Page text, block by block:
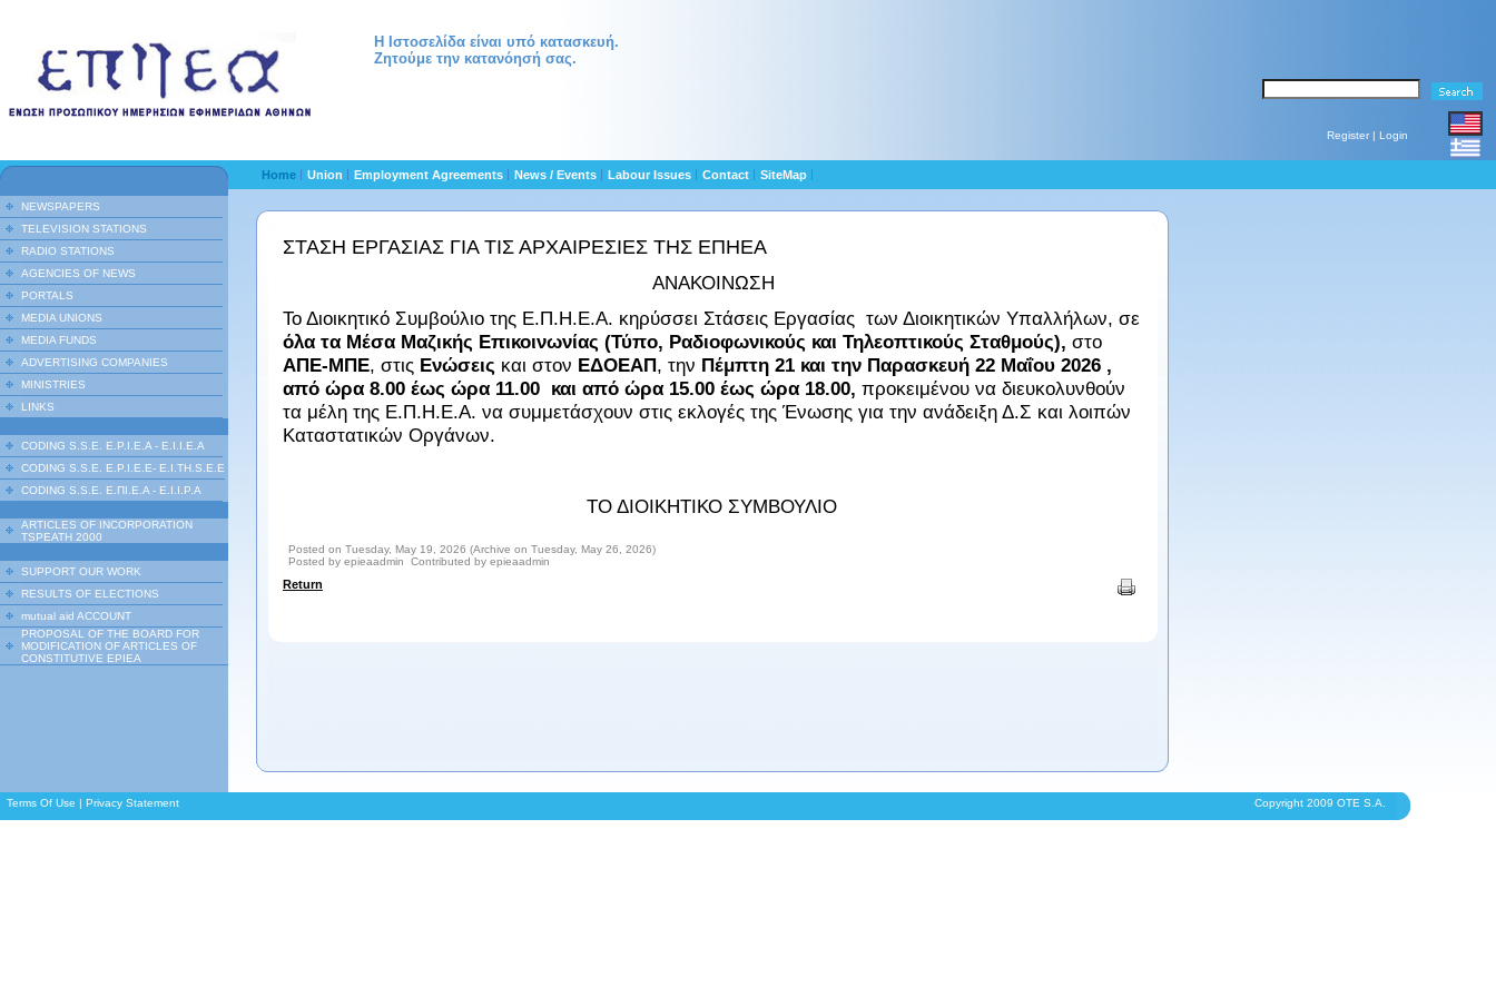
Η Ιστοσελίδα είναι υπό κατασκευή.
Ζητούμε την κατανόησή σας.
Register | Login
NEWSPAPERS
TELEVISION STATIONS
RADIO STATIONS
AGENCIES OF NEWS
PORTALS
MEDIA UNIONS
MEDIA FUNDS
ADVERTISING COMPANIES
MINISTRIES
LINKS
CODING S.S.E. E.P.I.E.A - E.I.I.E.A
CODING S.S.E. E.P.I.E.E- E.I.TH.S.E.E
CODING S.S.E. Ε.ΠΙ.Ε.Α - Ε.Ι.Ι.P.A
ARTICLES OF INCORPORATION
TSPEATH 2000
SUPPORT OUR WORK
RESULTS OF ELECTIONS
mutual aid ACCOUNT
PROPOSAL OF THE BOARD FOR
MODIFICATION OF ARTICLES OF
CONSTITUTIVE EPIEA
Home Union Employment Agreements News / Events Labour Issues Contact SiteMap
ΣΤΑΣΗ ΕΡΓΑΣΙΑΣ ΓΙΑ ΤΙΣ ΑΡΧΑΙΡΕΣΙΕΣ ΤΗΣ ΕΠΗΕΑ
ΑΝΑΚΟΙΝΩΣΗ
Το Διοικητικό Συμβούλιο της Ε.Π.Η.Ε.Α. κηρύσσει Στάσεις Εργασίας των Διοικητικών Υπαλλήλων, σε
όλα τα Μέσα Μαζικής Επικοινωνίας (Τύπο, Ραδιοφωνικούς και Τηλεοπτικούς Σταθμούς), στο
ΑΠΕ-ΜΠΕ, στις Ενώσεις και στον ΕΔΟΕΑΠ, την Πέμπτη 21 και την Παρασκευή 22 Μαΐου 2026 ,
από ώρα 8.00 έως ώρα 11.00 και από ώρα 15.00 έως ώρα 18.00, προκειμένου να διευκολυνθούν
τα μέλη της Ε.Π.Η.Ε.Α. να συμμετάσχουν στις εκλογές της Ένωσης για την ανάδειξη Δ.Σ και λοιπών
Καταστατικών Οργάνων.
ΤΟ ΔΙΟΙΚΗΤΙΚΟ ΣΥΜΒΟΥΛΙΟ
Posted on Tuesday, May 19, 2026 (Archive on Tuesday, May 26, 2026)
Posted by epieaadmin Contributed by epieaadmin
Return
Terms Of Use | Privacy Statement Copyright 2009 OTE S.A.